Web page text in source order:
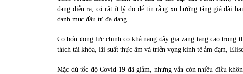
đang diễn ra, có rất ít lý do để tin rằng xu hướng tăng giá dài
danh mục đầu tư đa dạng.
Có bốn động lực chính có khả năng đẩy giá vàng tăng cao trong
thích tài khóa, lãi suất thực âm và triển vọng kinh tế ảm đạm,
Mặc dù tốc độ Covid-19 đã giảm, nhưng vẫn còn nhiều điều